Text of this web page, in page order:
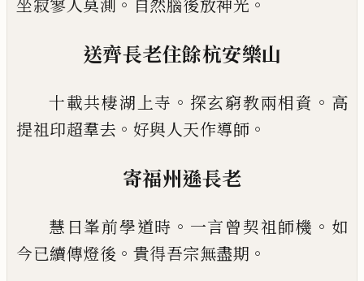
坐寂寥人莫測 自然腦後放神光
送齊長老住餘杭安樂山
十載共棲湖上寺 。 探玄窮教兩相資 。 高
提祖印超羣去 。 好與人天作導師 。
寄福州遜長老
慧日峯前學道時 。 一言曾契祖師機 。 如
今已續傳燈後 。 貴得吾宗無盡期 。